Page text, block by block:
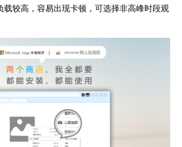
载较高，容易出现卡顿，可选择非高峰时段观